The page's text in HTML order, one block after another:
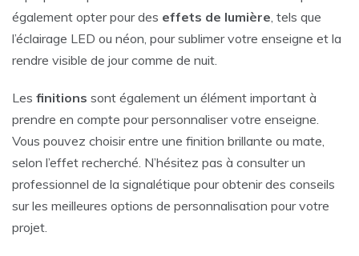
également opter pour des effets de lumière , tels que
l’éclairage LED ou néon, pour sublimer votre enseigne et la
rendre visible de jour comme de nuit.
Les finitions sont également un élément important à
prendre en compte pour personnaliser votre enseigne.
Vous pouvez choisir entre une finition brillante ou mate,
selon l’effet recherché. N’hésitez pas à consulter un
professionnel de la signalétique pour obtenir des conseils
sur les meilleures options de personnalisation pour votre
projet.